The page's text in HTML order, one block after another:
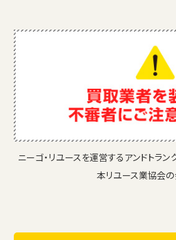
ニーゴ・リユースを運営するアンドトラ
本リユース業協会の